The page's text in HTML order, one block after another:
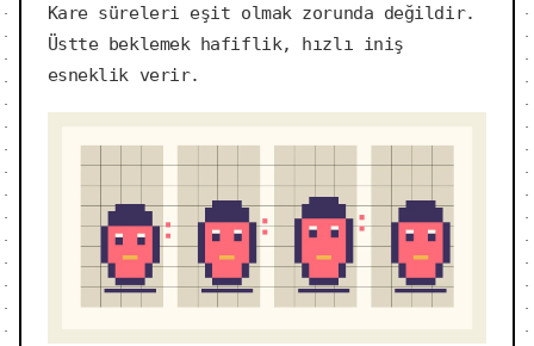
Kare süreleri eşit olmak zorunda değildir.
Üstte beklemek hafiflik, hızlı iniş
esneklik verir.